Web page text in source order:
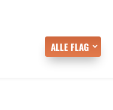
ALLE FLAG